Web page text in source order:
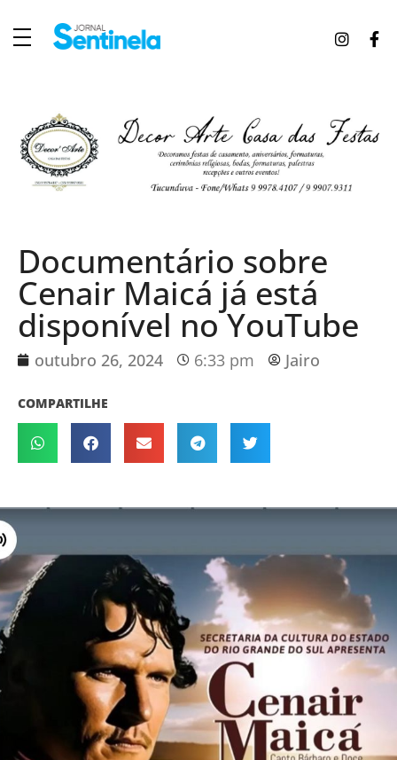
Documentário sobre
Cenair Maicá já está
disponível no YouTube
outubro 26, 2024 6:33 pm Jairo
COMPARTILHE